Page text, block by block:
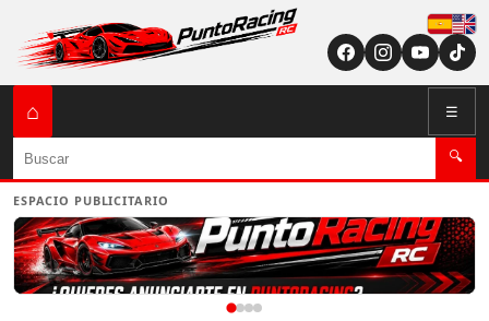
English (US /
⌂ ☰
Buscar 🔍
ESPACIO PUBLICITARIO